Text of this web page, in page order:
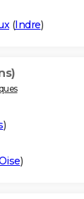
(Indre)
)
)